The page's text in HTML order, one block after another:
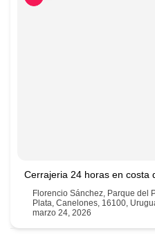
Cerrajeria 24 horas en costa
Florencio Sánchez, Parque del
Plata, Canelones, 16100,
marzo 24, 2026